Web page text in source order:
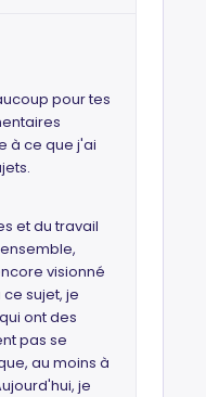
pour tes
à ce que j'ai
et du travail
visionné
sujet, je
ont des
pas se
au moins à
je